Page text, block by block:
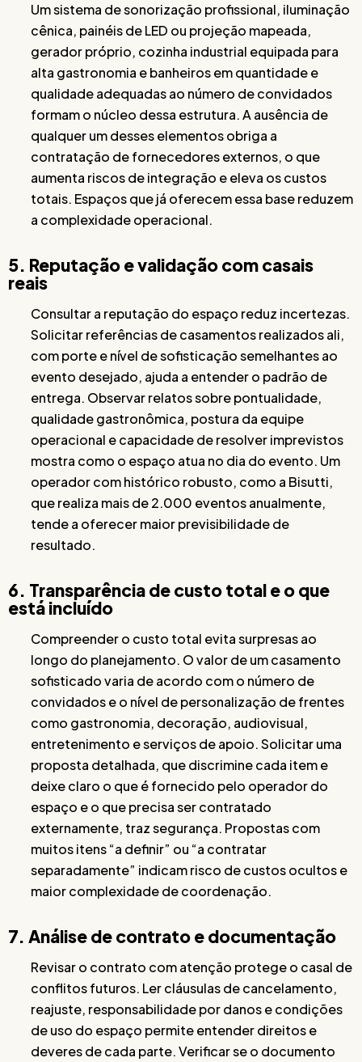
Um sistema de sonorização profissional, iluminação
cênica, painéis de LED ou projeção mapeada,
gerador próprio, cozinha industrial equipada para
alta gastronomia e banheiros em quantidade e
qualidade adequadas ao número de convidados
formam o núcleo dessa estrutura. A ausência de
qualquer um desses elementos obriga a
contratação de fornecedores externos, o que
aumenta riscos de integração e eleva os custos
totais. Espaços que já oferecem essa base reduzem
a complexidade operacional.
5. Reputação e validação com casais
reais
Consultar a reputação do espaço reduz incertezas.
Solicitar referências de casamentos realizados ali,
com porte e nível de sofisticação semelhantes ao
evento desejado, ajuda a entender o padrão de
entrega. Observar relatos sobre pontualidade,
qualidade gastronômica, postura da equipe
operacional e capacidade de resolver imprevistos
mostra como o espaço atua no dia do evento. Um
operador com histórico robusto, como a Bisutti,
que realiza mais de 2.000 eventos anualmente,
tende a oferecer maior previsibilidade de
resultado.
6. Transparência de custo total e o que
está incluído
Compreender o custo total evita surpresas ao
longo do planejamento. O valor de um casamento
sofisticado varia de acordo com o número de
convidados e o nível de personalização de frentes
como gastronomia, decoração, audiovisual,
entretenimento e serviços de apoio. Solicitar uma
proposta detalhada, que discrimine cada item e
deixe claro o que é fornecido pelo operador do
espaço e o que precisa ser contratado
externamente, traz segurança. Propostas com
muitos itens “a definir” ou “a contratar
separadamente” indicam risco de custos ocultos e
maior complexidade de coordenação.
7. Análise de contrato e documentação
Revisar o contrato com atenção protege o casal de
conflitos futuros. Ler cláusulas de cancelamento,
reajuste, responsabilidade por danos e condições
de uso do espaço permite entender direitos e
deveres de cada parte. Verificar se o documento